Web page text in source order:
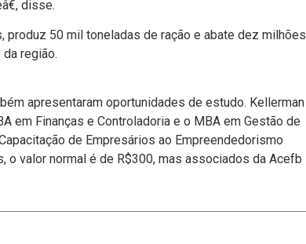
disse.
50 mil toneladas de ração e abate dez milhões
região.
apresentaram oportunidades de estudo. Kellerman
em Finanças e Controladoria e o MBA em Gestão de
de Empresários ao Empreendedorismo
o valor normal é de R$300, mas associados da Acefb